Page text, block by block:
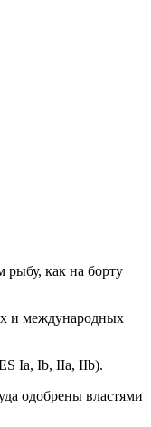
рыбу, как на борту
и международных
Ia, Ib, IIa, IIb).
одобрены властями